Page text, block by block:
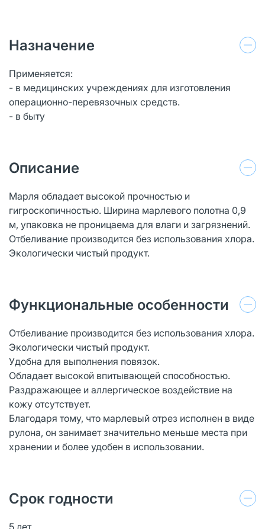
Назначение
Применяется:
- в медицинских учреждениях для изготовления
операционно-перевязочных средств.
- в быту
Описание
Марля обладает высокой прочностью и
гигроскопичностью. Ширина марлевого полотна 0,9
м, упаковка не проницаема для влаги и загрязнений.
Отбеливание производится без использования хлора.
Экологически чистый продукт.
Функциональные особенности
Отбеливание производится без использования хлора.
Экологически чистый продукт.
Удобна для выполнения повязок.
Обладает высокой впитывающей способностью.
Раздражающее и аллергическое воздействие на
кожу отсутствует.
Благодаря тому, что марлевый отрез исполнен в виде
рулона, он занимает значительно меньше места при
хранении и более удобен в использовании.
Срок годности
5 лет